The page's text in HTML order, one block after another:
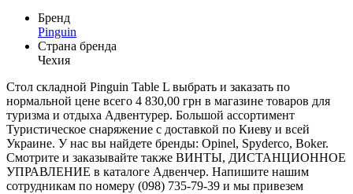
Бренд
Pinguin
Страна бренда
Чехия
Стол складной Pinguin Table L выбрать и заказать по
нормальной цене всего 4 830,00 грн в магазине товаров для
туризма и отдыха Адвентурер. Большой ассортимент
Туристическое снаряжение с доставкой по Киеву и всей
Украине. У нас вы найдете бренды: Opinel, Spyderco, Boker.
Смотрите и заказывайте также ВИНТЫ, ДИСТАНЦИОННОЕ
УПРАВЛЕНИЕ в каталоге Адвенчер. Напишите нашим
сотрудникам по номеру (098) 735-79-39 и мы привезем